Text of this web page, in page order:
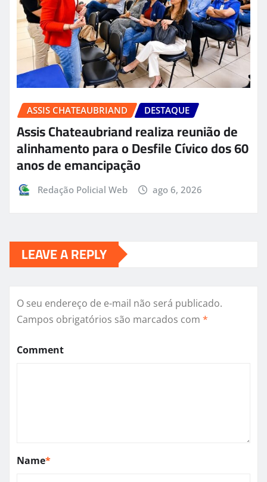
ASSIS CHATEAUBRIAND DESTAQUE
Assis Chateaubriand realiza reunião de
alinhamento para o Desfile Cívico dos 60
anos de emancipação
Redação Policial Web ago 6, 2026
LEAVE A REPLY
O seu endereço de e-mail não será publicado.
Campos obrigatórios são marcados com *
Comment
Name*